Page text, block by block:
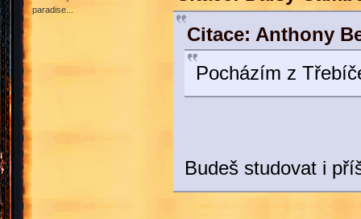
paradise...
Citace: Anthony
Pocházím z
Budeš studovat i